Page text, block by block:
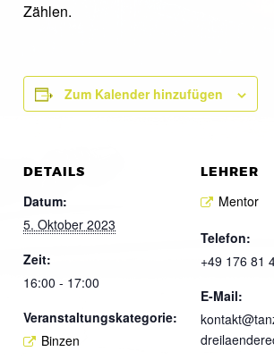
Zählen.
Zum Kalender hinzufügen
DETAILS
Datum:
5. Oktober 2023
Zeit:
16:00 - 17:00
Veranstaltungskategorie:
Binzen
LEHRER
Mentor
Telefon:
+49 176 81
E-Mail: